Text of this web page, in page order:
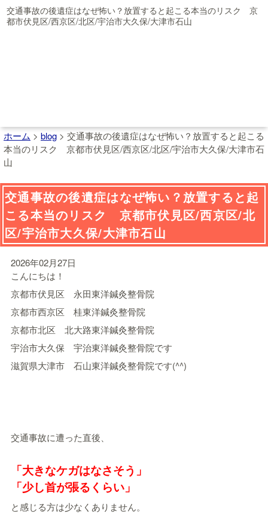
交通事故の後遺症はなぜ怖い？放置すると起こる本当のリスク 京
都市伏見区/西京区/北区/宇治市大久保/大津市石山
ホーム > blog > 交通事故の後遺症はなぜ怖い？放置すると起こる
本当のリスク 京都市伏見区/西京区/北区/宇治市大久保/大津市石
山
交通事故の後遺症はなぜ怖い？放置すると起
こる本当のリスク 京都市伏見区/西京区/北
区/宇治市大久保/大津市石山
2026年02月27日
こんにちは！
京都市伏見区 永田東洋鍼灸整骨院
京都市西京区 桂東洋鍼灸整骨院
京都市北区 北大路東洋鍼灸整骨院
宇治市大久保 宇治東洋鍼灸整骨院です
滋賀県大津市 石山東洋鍼灸整骨院です(^^)
交通事故に遭った直後、
「大きなケガはなさそう」
「少し首が張るくらい」
と感じる方は少なくありません。